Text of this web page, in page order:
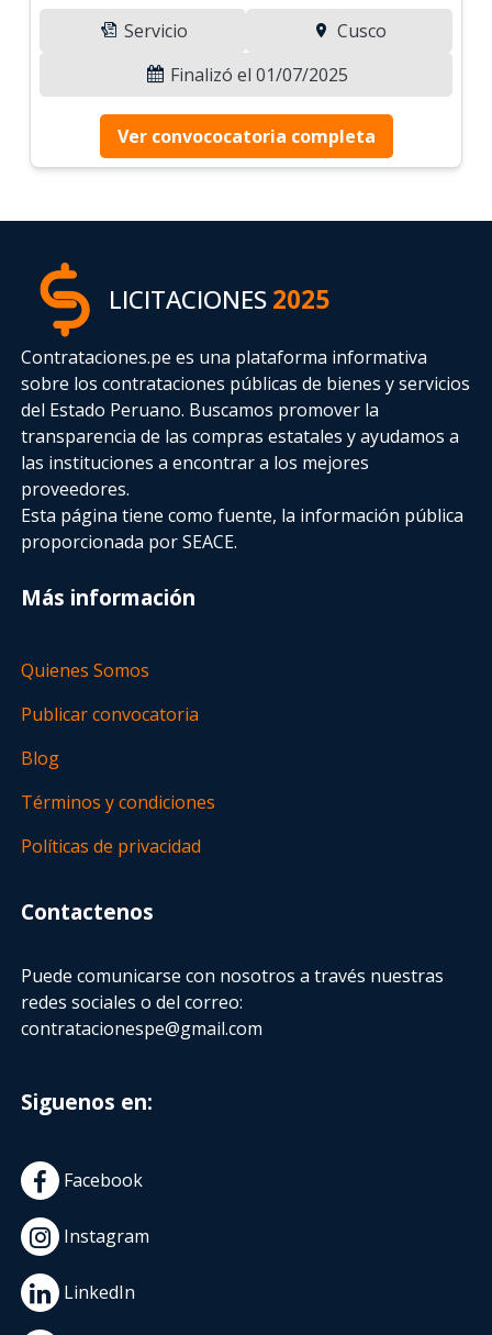
Servicio
Cusco
Finalizó el 01/07/2025
Ver convococatoria completa
LICITACIONES2025
Contrataciones.pe es una plataforma informativa
sobre los contrataciones públicas de bienes y servicios
del Estado Peruano. Buscamos promover la
transparencia de las compras estatalesy ayudamos a
las instituciones a encontrar a los mejores
proveedores.
Esta página tiene como fuente, la información pública
proporcionada por SEACE.
Más información
Quienes Somos
Publicar convocatoria
Blog
Términos y condiciones
Políticas de privacidad
Contactenos
Puede comunicarse con nosotros a través nuestras
redes sociales o del correo:
contratacionespe@gmail.com
Siguenos en:
Facebook
Instagram
LinkedIn